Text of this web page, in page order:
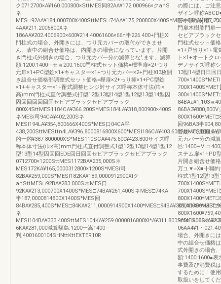
ク0712700×A¥160.000800×SttMES同82AA¥172.000966×クanS
ネ
4AA¥211.2006800Xネ
186AA¥202.4006900×600¥214.40061606×66n半226.400+門柱Xl
門柱式の場合、外開きには、つり元カバーの取付ができませ
ん。表中の組合せ価格は、内開きの場合になっています。片開
き門柱式外開きの場合、つり元カバー分の減算とな',ます。減算
額:1200:1400―セョ200:1600門柱式セット価格=標準扉×2+つり
元扉×1+PC型錠×1+キャスター×1+つり元カバー×2+門柱Xl3枚開
き組合せ価格部調整式セット価格=樺扉×2+っり挿×1+PC型錠
×1+キャスター×1+酎式調整ヒンジ対サイズ呼称本体寸法(巾×
高)mm門柱式直付調整式打型12型13型14型1型12型13型14型囚
固回回回回回固セビアブラックセビアブラック
800X4SttMES1184CA¥366.200S*MES184LA¥318,800900×400S
ネMESi司94CA¥402,200Sネ
MESI194LA¥354,800666X400S*MES口04CA平
的一的¥387‐800000XS*MES110SCA¥475.600¥423.800サイズ呼
称本体寸法(巾×高)mm門柱式直付調整式1型12型13型14型1型12
型13型14型囚回回EDE回日回回セビアブラックセビアブラック
0712700×1200SttMES1172BA¥235,000Sネ
MES172KA¥165,0000312800×1200S*MESi司
82BA¥259,000S*MESI182KA¥189,0000912900Xlク
anSttMES□92BA¥283.000SネMES口
92KA¥213,000700X1400S*MES□74BA¥261,400SネMES□74KA
半187,0000814800X1400S*MES回
ネ
6KA¥281,000減算額島:1200一嵩1400―
判,4001600104SHNttKttEXTER10R
の際には、ご注
ザイン呼称
勝手(家側￨煮ぃ
門扉木樹脂門扉
セビアブラック
門柱式セット価
×1+戸当り×1+電
ト×1+オートク
デノサイズ呼称
13型14型日日回
84BAa¥1,103ョ
86BA3¥880,800V
回96BA3半
曾是へて継翻を
元カバー分の減
邑:1400―Ⅵコ400
ステム扉×1+PD
片開き組含せ価
万ユ▼=X■十聯約
柱式1型12型13
900×1600Sネ
06AA4¥1・
場合、外開きに
中の組合せ価格
式外開きの場合
額:1400:1600●表
事費及び消費税
するために「使
取扱いをしてく